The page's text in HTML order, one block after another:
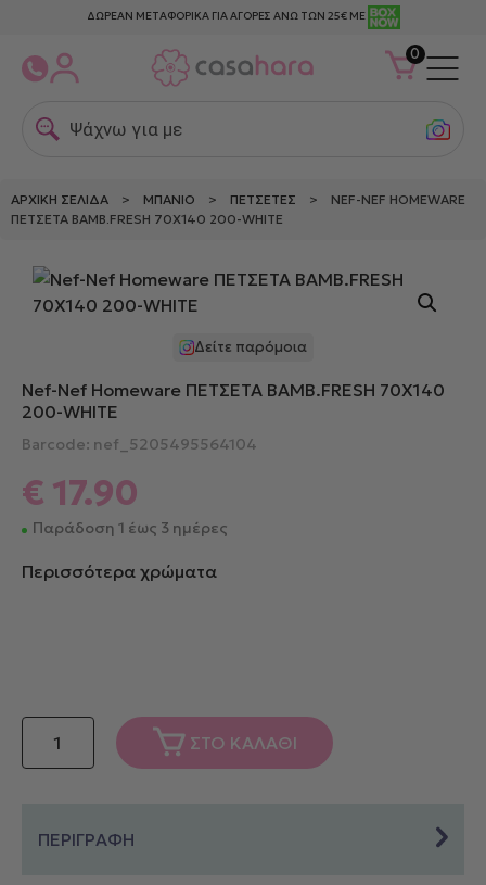
ΔΩΡΕΑΝ ΜΕΤΑΦΟΡΙΚΑ ΓΙΑ ΑΓΟΡΕΣ ΑΝΩ ΤΩΝ 25€ ΜΕ
0
Ψάχνω για μετα
ΑΡΧΙΚΉ ΣΕΛΊΔΑ > ΜΠΆΝΙΟ > ΠΕΤΣΈΤΕΣ > NEF-NEF HOMEWARE
ΠΕΤΣΕΤΑ ΒΑΜΒ.FRESH 70X140 200-WHITE
Δείτε παρόμοια
Nef-Nef Homeware ΠΕΤΣΕΤΑ ΒΑΜΒ.FRESH 70X140
200-WHITE
Barcode: nef_5205495564104
€ 17.90
Παράδοση 1 έως 3 ημέρες
Περισσότερα χρώματα
ΒΑΜΒ.FRESH
ΣΤΟ ΚΑΛΑΘΙ
ΠΕΡΙΓΡΑΦΗ